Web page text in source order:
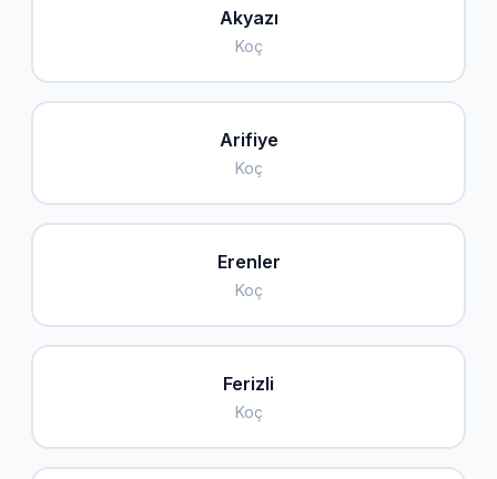
Akyazı
Koç
Arifiye
Koç
Erenler
Koç
Ferizli
Koç